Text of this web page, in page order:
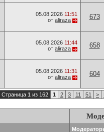
05.08.2026 11:51
от aliraza 673
05.08.2026 11:44
от aliraza 658
05.08.2026 11:31
от aliraza 604
Страница 1 из 162 1 2 3 11 51 >